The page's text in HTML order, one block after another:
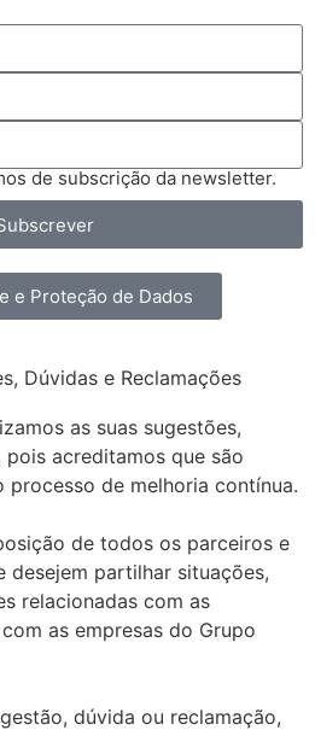
de subscrição da newsletter.
e Proteção de Dados
Dúvidas e Reclamações
as suas sugestões,
acreditamos que são
processo de melhoria contínua.
de todos os parceiros e
desejem partilhar situações,
relacionadas com as
as empresas do Grupo
dúvida ou reclamação,